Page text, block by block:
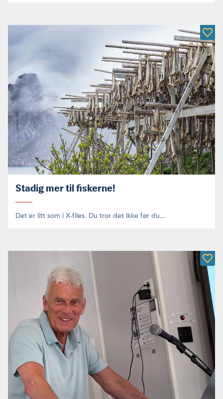
Stadig mer til fiskerne!
Det er litt som i X-files. Du tror det ikke før du...